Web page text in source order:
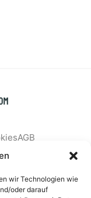
wir Technologien wie
oder darauf
AGB